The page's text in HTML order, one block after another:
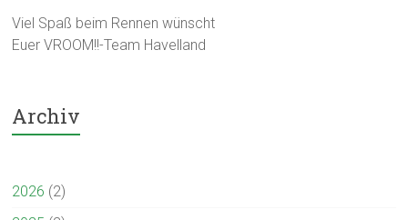
Viel Spaß beim Rennen wünscht
Euer VROOM!!-Team Havelland
Archiv
2026 (2)